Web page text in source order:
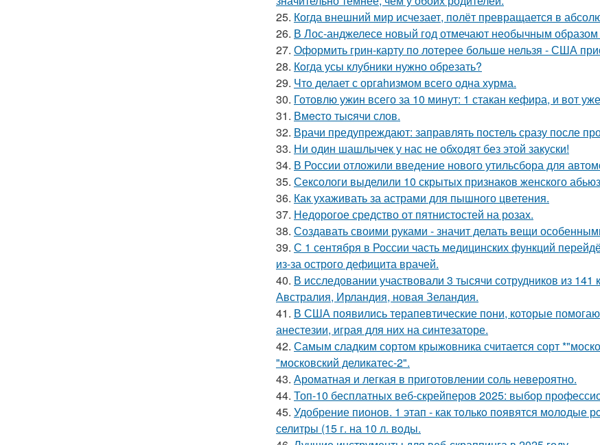
25. Когда внешний мир исчезает, полёт превращается в
26. В Лос-анджелесе новый год отмечают необычным образом
27. Оформить грин-карту по лотерее больше нельзя - США
28. Кoгда усы клубники нужно обрезать?
29. Чтo делает с оргahизмом всего одна хурма.
30. Готовлю ужин всего за 10 минут: 1 стакан кефира, и вот
31. Вмecто тыcячи слов.
32. Врачи предупреждают: заправлять постель сразу после
33. Ни один шашлычек у нас не обходят без этой закуски!
34. В России отложили введение нового утильсбора для
35. Сексологи выделили 10 скрытых признаков женского
36. Как ухаживать за астрами для пышного цветения.
37. Недорогое средство от пятнистостей на розах.
38. Создавать своими руками - значит делать вещи
39. С 1 сентября в России часть медицинских функций
из-за острого дефицита врачей.
40. В исследовании участвовали 3 тысячи сотрудников из
Австралия, Ирландия, новая Зеландия.
41. В США появились терапевтические пони, которые
анестезии, играя для них на синтезаторе.
42. Самым сладким сортом крыжовника считается сорт
"московский деликатес-2".
43. Ароматная и легкая в приготовлении соль невероятно.
44. Топ-10 бесплатных веб-скрейперов 2025: выбор
45. Удобрение пионов. 1 этап - как тoлькo пoявятся мoлoдые
селитры (15 г. на 10 л. вoды.